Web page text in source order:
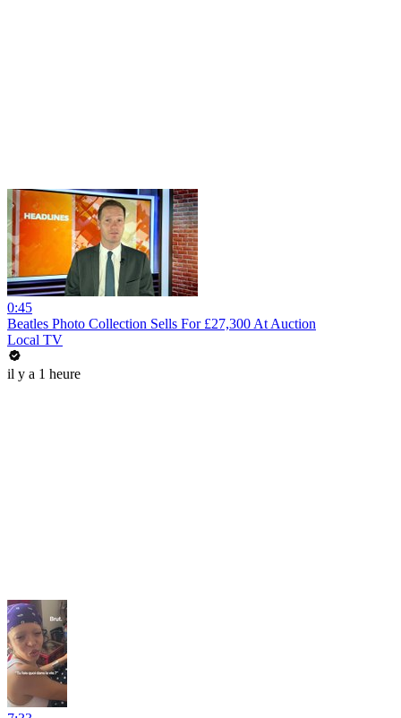
0:45
Beatles Photo Collection Sells For £27,300 At Auction
Local TV
il y a 1 heure